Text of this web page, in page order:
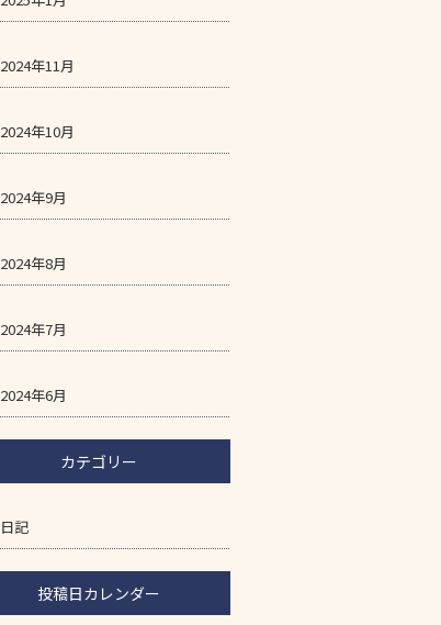
2024年11月
2024年10月
2024年9月
2024年8月
2024年7月
2024年6月
カテゴリー
日記
投稿日カレンダー